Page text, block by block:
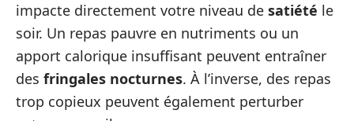
impacte directement votre niveau de satiété le
soir. Un repas pauvre en nutriments ou un
apport calorique insuffisant peuvent entraîner
des fringales nocturnes. À l’inverse, des repas
trop copieux peuvent également perturber